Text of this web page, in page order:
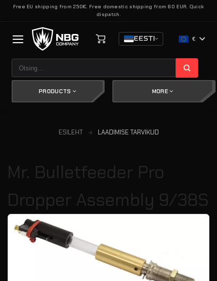
SkipFree EU shipping from 250€. Free domestic shipping from 60 EUR. Quick
dispatch.
EESTI €
PRODUCTS MORE
ESILEHT LAADIMISE TARVIKUD
Mr. Bulletfeeder Pro
Dropper Assembly 9/38S